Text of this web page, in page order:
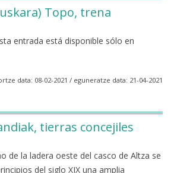
Topo, trena
entrada está disponible sólo en
data: 08-02-2021 / eguneratze data: 21-04-2021
tierras concejiles
de la ladera oeste del casco de Altza se
del siglo XIX una amplia